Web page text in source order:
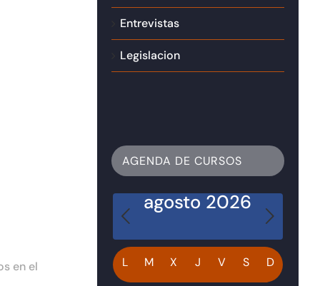
en el
Entrevistas
Legislacion
AGENDA DE CURSOS
agosto 2026
Calendario
L M X J V S D